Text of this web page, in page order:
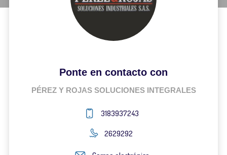
Ponte en contacto con
PÉREZ Y ROJAS SOLUCIONES INTEGRALES
3183937243
2629292